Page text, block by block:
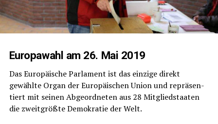
Euro­pa­wahl am 26. Mai 2019
Das Euro­päi­sche Par­la­ment ist das ein­zi­ge direkt
gewähl­te Organ der Euro­päi­schen Uni­on und reprä­sen­
tiert mit sei­nen Abge­ord­ne­ten aus 28 Mit­glied­staa­ten
die zweit­größ­te Demo­kra­tie der Welt.